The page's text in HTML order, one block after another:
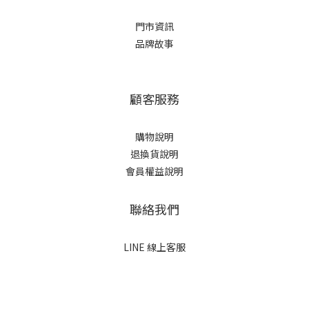
門市資訊
品牌故事
顧客服務
購物說明
退換貨說明
會員權益說明
聯絡我們
LINE 線上客服